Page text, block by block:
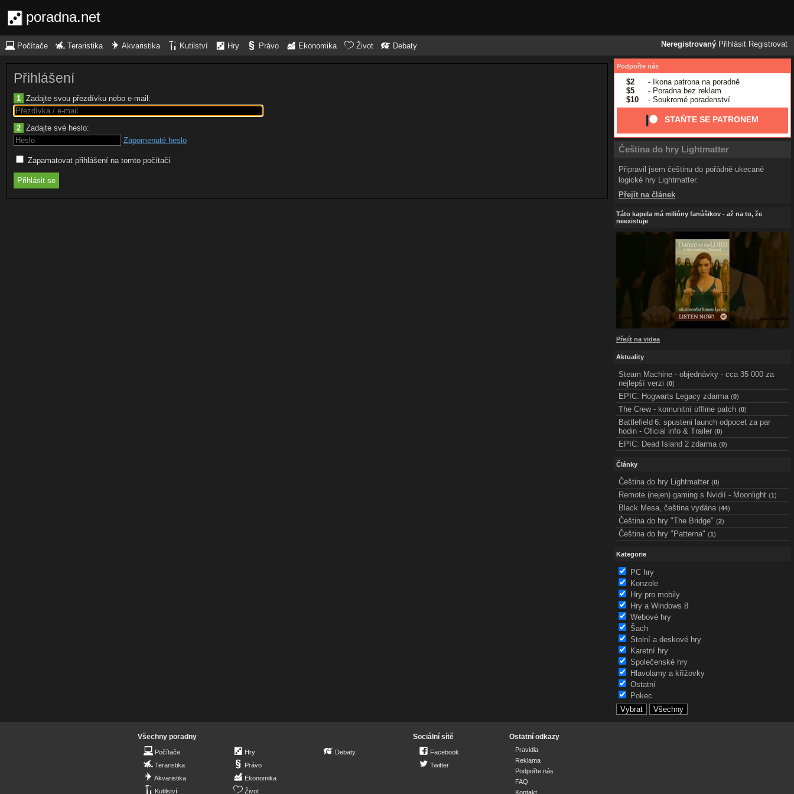
poradna.net
Neregistrovaný Přihlásit Registrovat
Počítače Teraristika Akvaristika Kutilství Hry Právo Ekonomika Život Debaty
Přihlášení
1 Zadajte svou přezdívku nebo e-mail:
2 Zadajte své heslo:
Zapomenuté heslo
Zapamatovat přihlášení na tomto počítači
Podpořte nás
$2
- Ikona patrona na poradně
$5
- Poradna bez reklam
$10
- Soukromé poradenství
STAŇTE SE PATRONEM
Čeština do hry Lightmatter
Připravil jsem češtinu do pořádně ukecané
logické hry Lightmatter.
Přejít na článek
Táto kapela má milióny fanúšikov - až na to, že
neexistuje
Přejít na videa
Aktuality
Steam Machine - objednávky - cca 35 000 za
nejlepší verzi (0)
EPIC: Hogwarts Legacy zdarma (0)
The Crew - komunitní offline patch (0)
Battlefield 6: spusteni launch odpocet za par
hodin - Oficial info & Trailer (0)
EPIC: Dead Island 2 zdarma (0)
Články
Čeština do hry Lightmatter (0)
Remote (nejen) gaming s Nvidií - Moonlight (1)
Black Mesa, čeština vydána (44)
Čeština do hry "The Bridge" (2)
Čeština do hry "Patterna" (1)
Kategorie
PC hry
Konzole
Hry pro mobily
Hry a Windows 8
Webové hry
Šach
Stolní a deskové hry
Karetní hry
Společenské hry
Hlavolamy a křížovky
Ostatní
Pokec
Všechny poradny
Počítače
Teraristika
Akvaristika
Kutilství
Hry
Právo
Ekonomika
Život
Debaty
Sociální sítě
Facebook
Twitter
Ostatní odkazy
Pravidla
Reklama
Podpořte nás
FAQ
Kontakt